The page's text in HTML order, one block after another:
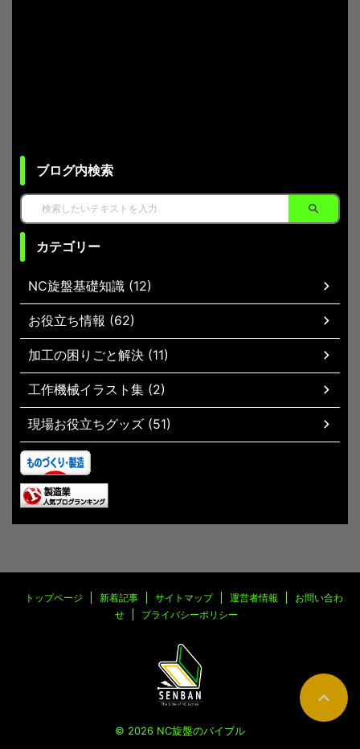
ブログ内検索
カテゴリー
NC旋盤基礎知識 (12)
お役立ち情報 (62)
加工の困りごと解決 (11)
工作機械イラスト集 (2)
現場お役立ちグッズ (51)
トップページ 新着記事 サイトマップ 運営者情報
お問い合わ
せ
プライバシーポリシー
© 2026 NC旋盤のバイブル